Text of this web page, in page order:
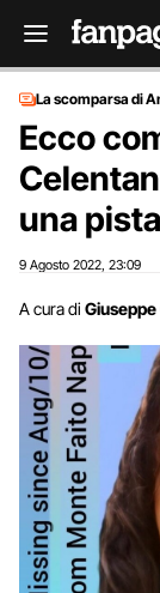
La scomparsa di
Ecco
una
9 Agosto 2022 23:09
A cura di